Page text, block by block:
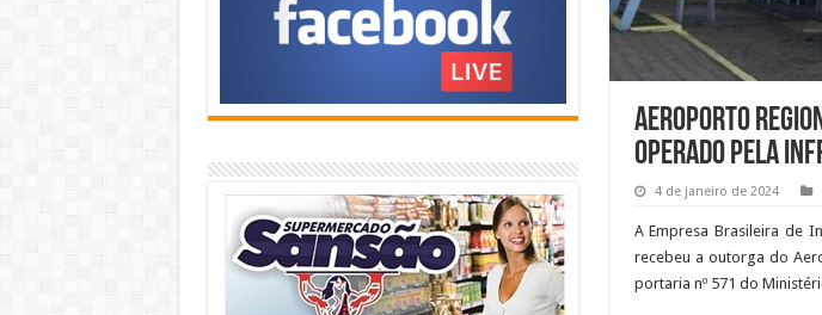
Aeroporto
operado pela
4 de janeiro de 2024
A Empresa Brasileira de
recebeu a outorga do
portaria nº 571 do